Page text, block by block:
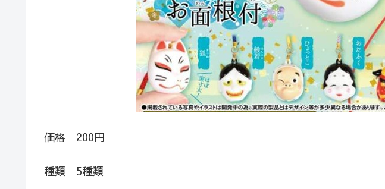
価格 200円
種類 5種類